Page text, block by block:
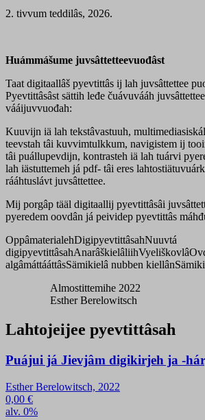
2. tivvum teddilâs, 2026.
Huámmášume juvsâttetteevuođâst
Taat digitaallâš pyevtittâs ij lah juvsâttettee
Pyevtittâsâst sättih leđe čuávuvááh
vááijuvvuođah:
Kuuvijn iä lah tekstâvastuuh,
teevstah tâi kuvvimtulkkum, navigistem ij
tâi puállupevdijn, kontrasteh iä lah tuárvi
lah iästuttemeh já pdf- tâi eres
rááhtuslávt juvsâttettee.
Mij porgâp tääl digitaallij pyevtittâsâi
pyeredem oovdân já peividep pyevtittâs
OppâmaterialehDigipyevtittâsahNuuvtá
digipyevtittâsahAnarâškielâliihVyeliškovlâ
algâmáttááttâsSämikielâ nubben kiellân
Almostittemihe 2022
Esther Berelowitsch
Lahtojeijee pyevtittâsah
Puájui já Jievjâm digikirjeh ja -
Esther Berelowitsch, 2022
0,00 €
alv. 0%